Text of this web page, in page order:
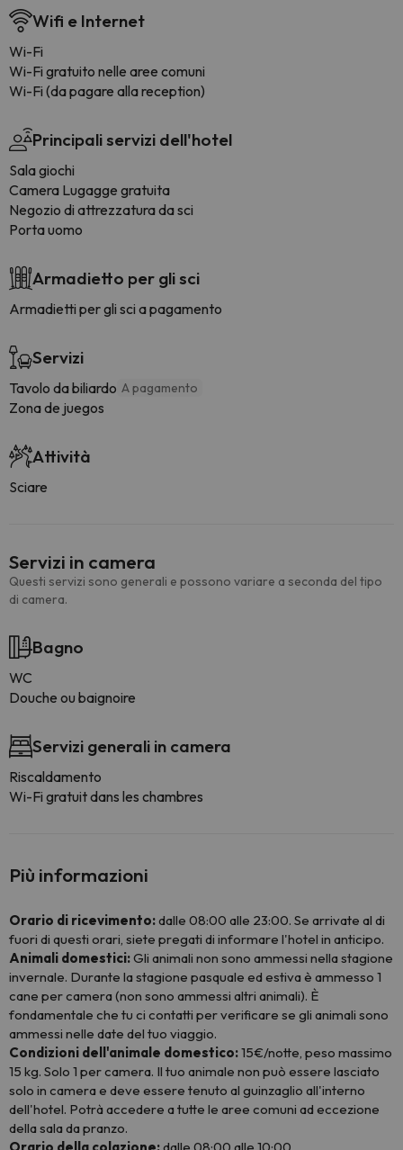
Wifi e Internet
Wi-Fi
Wi-Fi gratuito nelle aree comuni
Wi-Fi (da pagare alla reception)
Principali servizi dell'hotel
Sala giochi
Camera Lugagge gratuita
Negozio di attrezzatura da sci
Porta uomo
Armadietto per gli sci
Armadietti per gli sci a pagamento
Servizi
Tavolo da biliardo A pagamento
Zona de juegos
Attività
Sciare
Servizi in camera
Questi servizi sono generali e possono variare a seconda del tipo
di camera.
Bagno
WC
Douche ou baignoire
Servizi generali in camera
Riscaldamento
Wi-Fi gratuit dans les chambres
Più informazioni
Orario di ricevimento:dalle 08:00 alle 23:00. Se arrivate al di
fuori di questi orari, siete pregati di informare l'hotel in anticipo.
Animali domestici:Gli animali non sono ammessi nella stagione
invernale. Durante la stagione pasquale ed estiva è ammesso 1
cane per camera (non sono ammessi altri animali). È
fondamentale che tu ci contatti per verificare se gli animali sono
ammessi nelle date del tuo viaggio.
Condizioni dell'animale domestico:15€/notte, peso massimo
15 kg. Solo 1 per camera. Il tuo animale non può essere lasciato
solo in camera e deve essere tenuto al guinzaglio all'interno
dell'hotel. Potrà accedere a tutte le aree comuni ad eccezione
della sala da pranzo.